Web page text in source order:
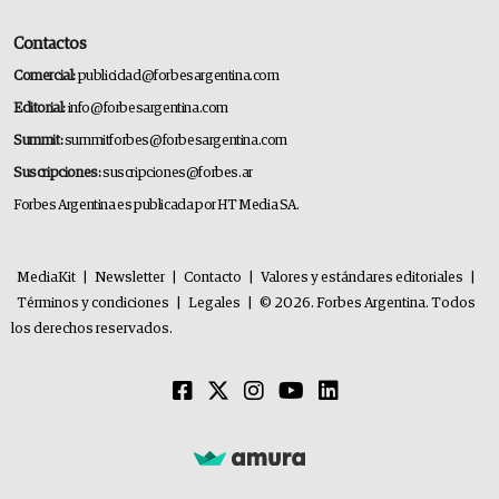
Contactos
Comercial:publicidad@forbesargentina.com
Editorial:info@forbesargentina.com
Summit:summitforbes@forbesargentina.com
Suscripciones:suscripciones@forbes.ar
Forbes Argentina es publicada por HT Media SA.
MediaKit Newsletter Contacto Valores y estándares editoriales
Términos y condiciones
Legales
© 2026. Forbes Argentina. Todos
los derechos reservados.